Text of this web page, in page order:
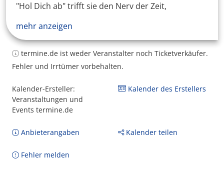
"Hol Dich ab" trifft sie den Nerv der Zeit,
mehr anzeigen
termine.de ist weder Veranstalter noch Ticketverkäufer.
Fehler und Irrtümer vorbehalten.
Kalender-Ersteller:
Veranstaltungen und
Events termine.de
Kalender des Erstellers
Anbieterangaben Kalender teilen
Fehler melden